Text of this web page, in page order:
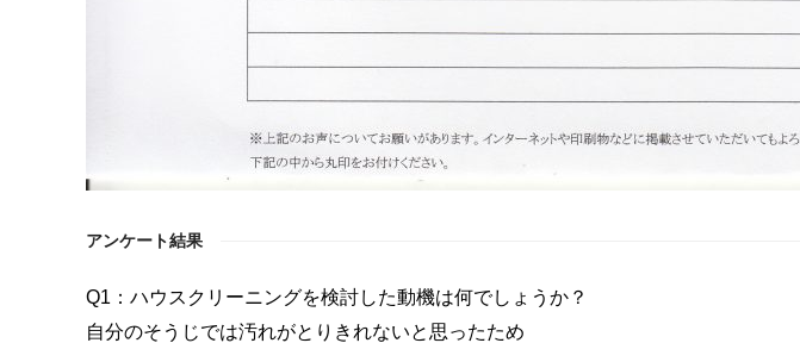
アンケート結果
Q1：ハウスクリーニングを検討した動機は何でしょうか？
自分のそうじでは汚れがとりきれないと思ったため